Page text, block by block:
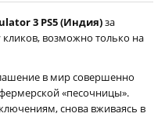
3 PS5 (Индия)за
возможно только на
в мир совершенно
«песочницы».
снова вживаясь в